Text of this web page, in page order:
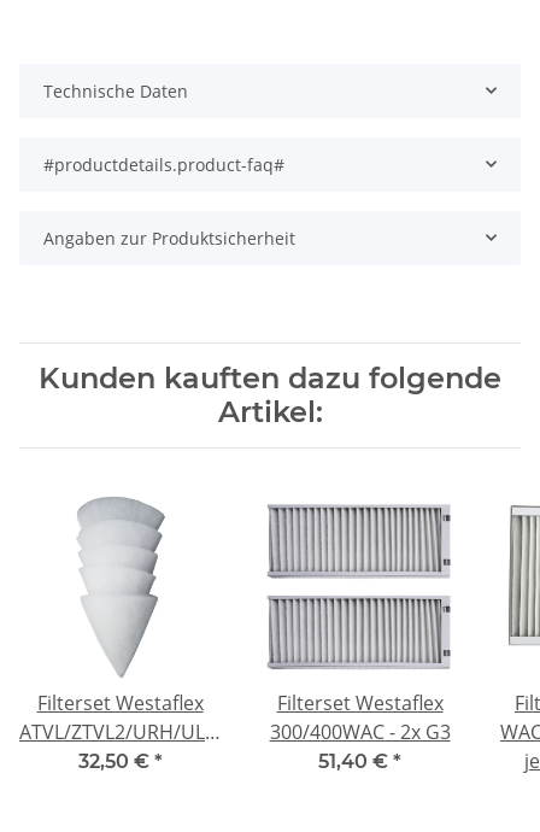
Technische Daten
#productdetails.product-faq#
Angaben zur Produktsicherheit
Kunden kauften dazu folgende
Artikel:
Filterset Westaflex
ATVL/ZTVL2/URH/ULC/ULA-
E DN125 - 5x G4
32,50 € *
Filterset Westaflex
300/400WAC - 2x G3
51,40 € *